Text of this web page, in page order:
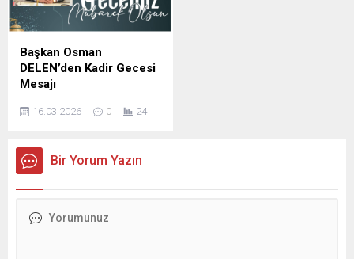
ikliminde sabır, yardımlaşma
ve dayanışma duygularının
güçlendiğini belirterek,
bayramların ise bu güzel
değerlerin toplumun her
kesimine yayıldığı müstesna
zamanlar olduğunu ifade
Başkan Osman
DELEN’den Kadir Gecesi
Mesajı
DELEN GROUP Yönetim
Kurulu Başkanı ve
Osman Delen, mübarek
Kadir Gecesi dolayısıyla bir
Gecesi’nin İslam âlemi için
16.03.2026 0 24
Bir Yorum Yazın